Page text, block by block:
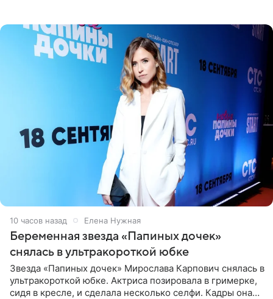
10 часов назад Елена Нужная
Беременная звезда «Папиных дочек»
снялась в ультракороткой юбке
Звезда «Папиных дочек» Мирослава Карпович снялась в
ультракороткой юбке. Актриса позировала в гримерке,
сидя в кресле, и сделала несколько селфи. Кадры она